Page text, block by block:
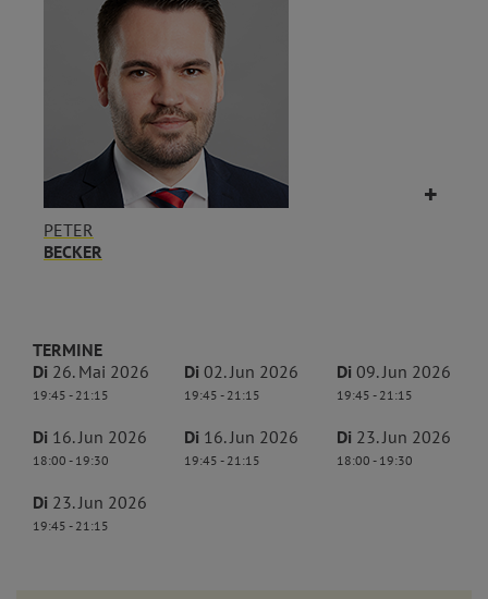
PETER
BECKER
TERMINE
Di 26. Mai 2026
19:45 - 21:15
Di 02. Jun 2026
19:45 - 21:15
Di 09. Jun 2026
19:45 - 21:15
Di 16. Jun 2026
18:00 - 19:30
Di 16. Jun 2026
19:45 - 21:15
Di 23. Jun 2026
18:00 - 19:30
Di 23. Jun 2026
19:45 - 21:15